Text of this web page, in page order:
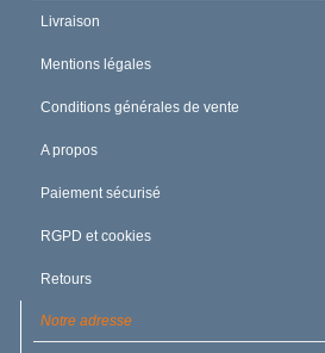
Livraison
Mentions légales
Conditions générales de vente
A propos
Paiement sécurisé
RGPD et cookies
Retours
Notre adresse